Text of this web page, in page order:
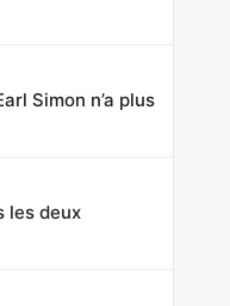
Simon n’a plus
les deux